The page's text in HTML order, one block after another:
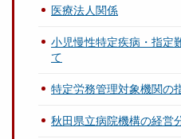
医療法人関係
小児慢性特定疾病・指定
て
特定労務管理対象機関の
秋田県立病院機構の経営